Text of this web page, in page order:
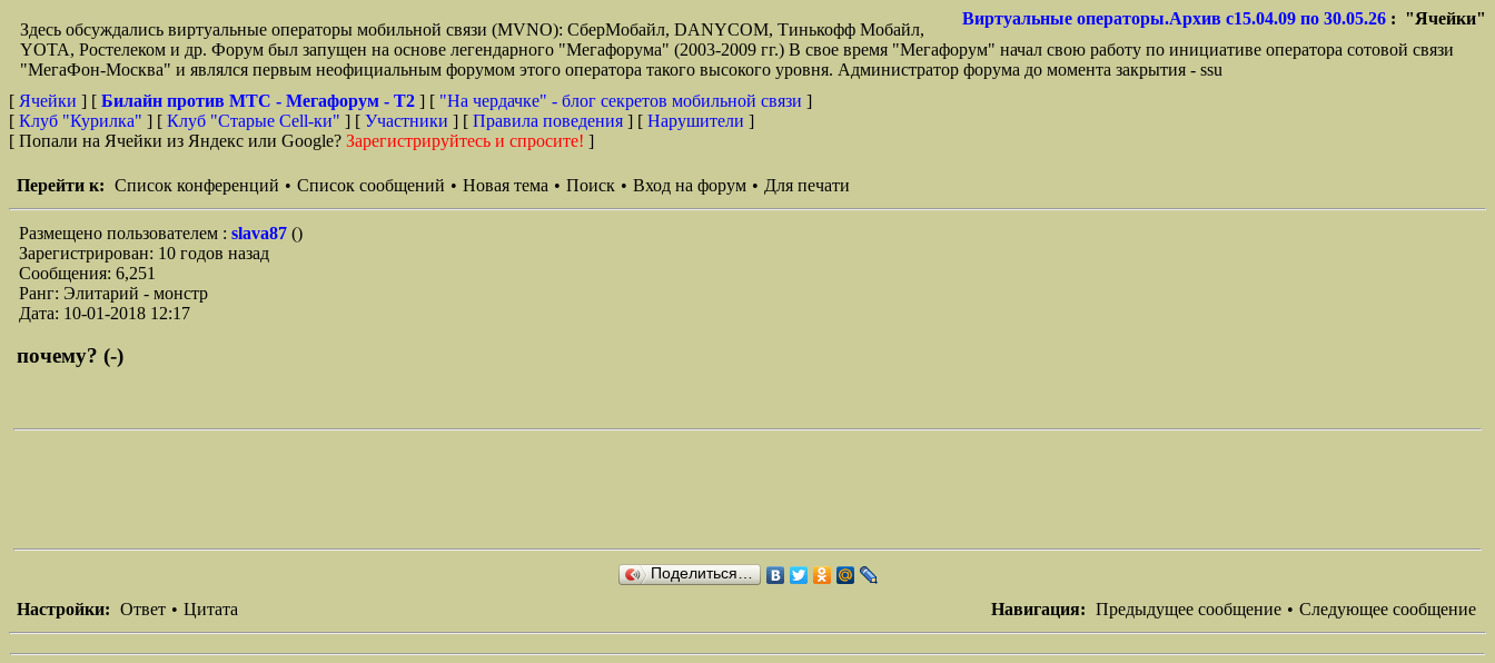
Виртуальные операторы.Архив с15.04.09 по 30.05.26 : "Ячейки"
Здесь обсуждались виртуальные операторы мобильной связи (MVNO): СберМобайл, DANYCOM, Тинькофф Мобайл,
YOTA, Ростелеком и др. Форум был запущен на основе легендарного "Мегафорума" (2003-2009 гг.) В свое время "Мегафорум" начал свою работу по инициативе оператора сотовой связи
"МегаФон-Москва" и являлся первым неофициальным форумом этого оператора такого высокого уровня. Администратор форума до момента закрытия - ssu
[ Ячейки ] [ Билайн против МТС - Мегафорум - T2 ] [ "На чердачке" - блог секретов мобильной связи ]
[ Клуб "Курилка" ] [ Клуб "Старые Сell-ки" ] [ Участники ] [ Правила поведения ] [ Нарушители ]
[ Попали на Ячейки из Яндекс или Google? Зарегистрируйтесь и спросите! ]
Перейти к: Список конференций • Список сообщений • Новая тема • Поиск • Вход на форум • Для печати
Размещено пользователем : slava87 ()
Зарегистрирован: 10 годов назад
Сообщения: 6,251
Ранг: Элитарий - монстр
Дата: 10-01-2018 12:17
почему? (-)
Поделиться…
Навигация: Предыдущее сообщение • Следующее сообщение
Настройки: Ответ • Цитата